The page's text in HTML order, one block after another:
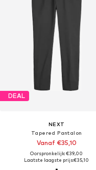
DEAL
NEXT
Tapered Pantalon
Vanaf €35,10
Oorspronkelijk: €39,00
Laatste laagste prijs:€35,10